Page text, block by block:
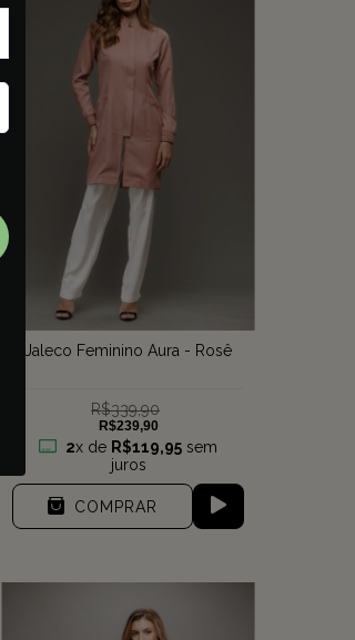
Jaleco Feminino Aura - Rosê
R$339,90
R$239,90
2x de R$119,95sem
juros
COMPRAR